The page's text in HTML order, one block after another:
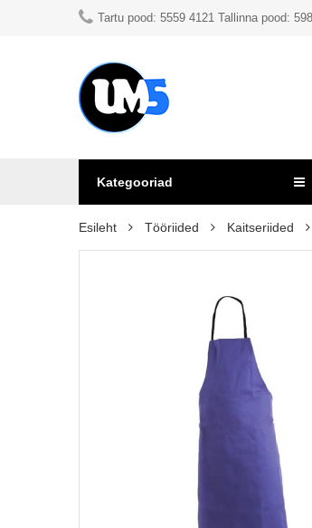
Tartu pood: 5559 4121 Tallinna pood:
Kategooriad
Esileht Tööriided Kaitseriided